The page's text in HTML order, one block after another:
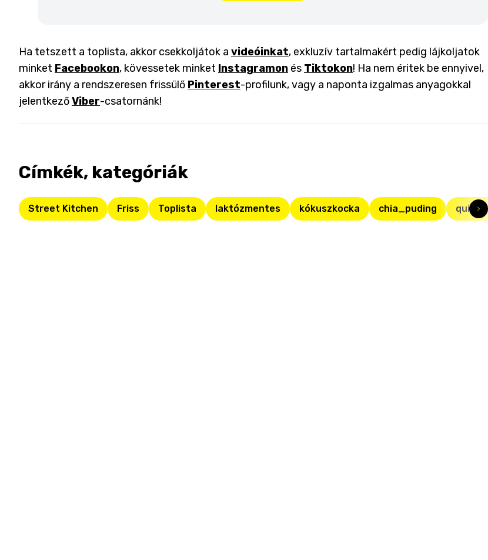
Ha tetszett a toplista, akkor csekkoljátok a videóinkat, exkluzív tartalmakért pedig lájkoljatok
minket Facebookon, kövessetek minket Instagramon és Tiktokon! Ha nem éritek be ennyivel,
akkor irány a rendszeresen frissülő Pinterest-profilunk, vagy a naponta izgalmas anyagokkal
jelentkezőViber-csatornánk!
Címkék, kategóriák
Street Kitchen Friss Toplista laktózmentes kókuszkocka chia_puding quinoa